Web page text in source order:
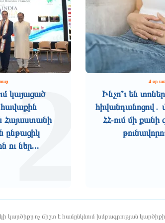
կայացած
Հայաստանի
ընթացիկ
ու ներ...
2 4 օր
Ինչո՞ւ են
հիվանդանոցով․
ՀՀ-ում մի
կարծիքը ոչ միշտ է համընկնում խմբագրության